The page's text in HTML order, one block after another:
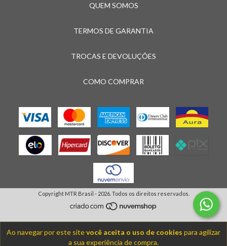
Ao navegar por este sitevocê aceita o uso de cookies para agilizar
a sua experiência de compra.
QUEM SOMOS
TERMOS DE GARANTIA
TROCAS E DEVOLUÇÕES
COMO COMPRAR
Copyright MTR Brasil - 2026. Todos os direitos reservados.